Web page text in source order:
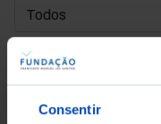
Consentir
DATA DE INÍCIO
DATA DE FIM